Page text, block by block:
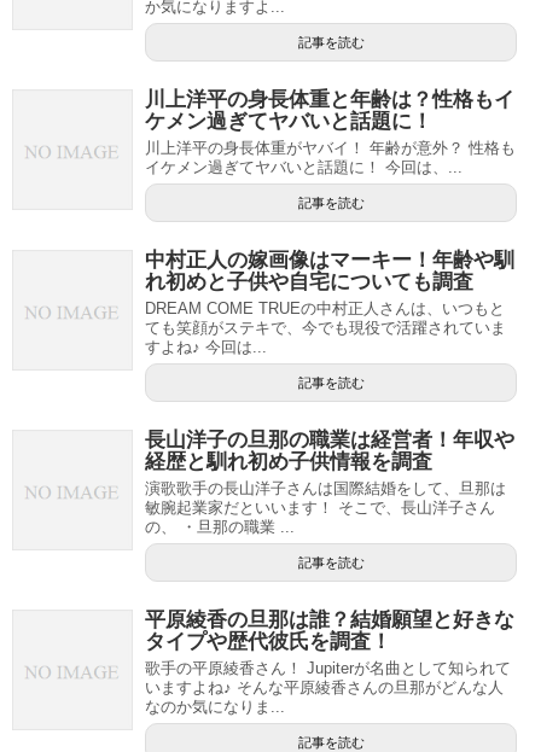
か気になりますよ...
記事を読む
川上洋平の身長体重と年齢は？性格もイ
ケメン過ぎてヤバいと話題に！
川上洋平の身長体重がヤバイ！ 年齢が意外？ 性格も
イケメン過ぎてヤバいと話題に！ 今回は、...
記事を読む
中村正人の嫁画像はマーキー！年齢や馴
れ初めと子供や自宅についても調査
DREAM COME TRUEの中村正人さんは、いつもと
ても笑顔がステキで、今でも現役で活躍されていま
すよね♪ 今回は...
記事を読む
長山洋子の旦那の職業は経営者！年収や
経歴と馴れ初め子供情報を調査
演歌歌手の長山洋子さんは国際結婚をして、旦那は
敏腕起業家だといいます！ そこで、長山洋子さん
の、 ・旦那の職業 ...
記事を読む
平原綾香の旦那は誰？結婚願望と好きな
タイプや歴代彼氏を調査！
歌手の平原綾香さん！ Jupiterが名曲として知られて
いますよね♪ そんな平原綾香さんの旦那がどんな人
なのか気になりま...
記事を読む